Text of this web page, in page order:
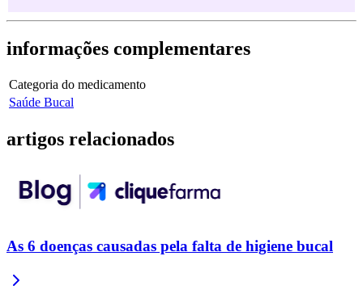
informações complementares
Categoria do medicamento
Saúde Bucal
artigos relacionados
As 6 doenças causadas pela falta de higiene bucal